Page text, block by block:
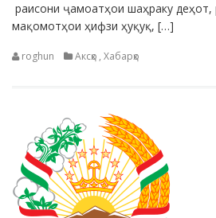
раисони ҷамоатҳои шаҳраку деҳот,
мақомотҳои ҳифзи ҳуқуқ, […]
roghun Аксҳо , Хабарҳо